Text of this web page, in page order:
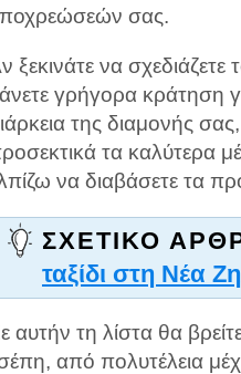
σας.
ξεκινάτε να σχεδιάζετε
γρήγορα κράτηση
της διαμονής
τα καλύτερα
να διαβάσετε τα
ΣΧΕΤΙΚΌ
ταξίδι στη Νέα
αυτήν τη λίστα θα
από πολυτέλεια